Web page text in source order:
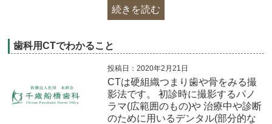
続きを読む
歯科用CTでわかること
投稿日：2020年2月21日
CTは硬組織つまり歯や骨をみる撮
影法です。 初診時に撮影するパノ
ラマ(広範囲のもの)や 治療中や診断
のために用いるデンタル(部分的な